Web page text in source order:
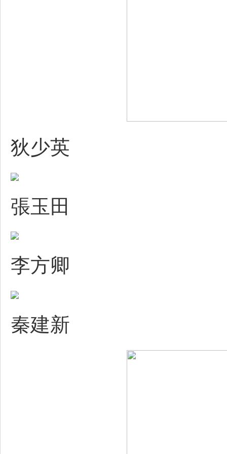
狄少英
張玉田
李方卿
秦建新